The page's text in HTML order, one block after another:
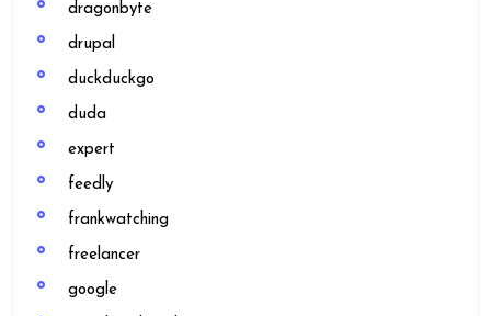
dragonbyte
drupal
duckduckgo
duda
expert
feedly
frankwatching
freelancer
google